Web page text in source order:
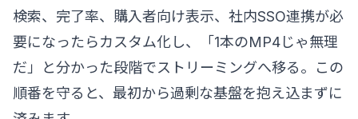
検索、完了率、購入者向け表示、社内SSO連携が必
要になったらカスタム化し、「1本のMP4じゃ無理
だ」と分かった段階でストリーミングへ移る。この
順番を守ると、最初から過剰な基盤を抱え込まずに